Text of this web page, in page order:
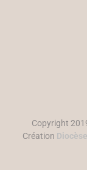
Copyright
Création